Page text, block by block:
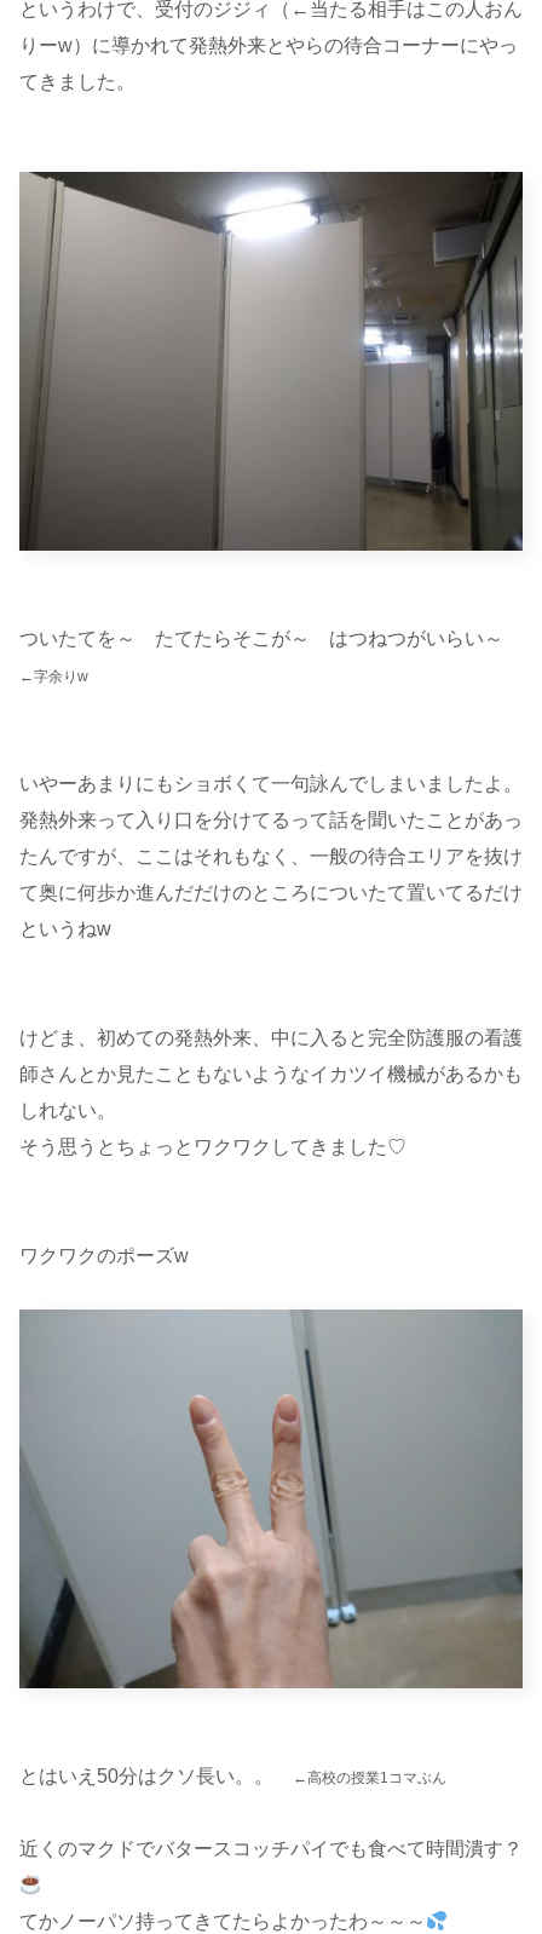
というわけで、受付のジジィ（←当たる相手はこの人おん
りーw）に導かれて発熱外来とやらの待合コーナーにやっ
てきました。
ついたてを～ たてたらそこが～ はつねつがいらい～
←字余りw
いやーあまりにもショボくて一句詠んでしまいましたよ。
発熱外来って入り口を分けてるって話を聞いたことがあっ
たんですが、ここはそれもなく、一般の待合エリアを抜け
て奥に何歩か進んだだけのところについたて置いてるだけ
というねw
けどま、初めての発熱外来、中に入ると完全防護服の看護
師さんとか見たこともないようなイカツイ機械があるかも
しれない。
そう思うとちょっとワクワクしてきました♡
ワクワクのポーズw
とはいえ50分はクソ長い。。 ←高校の授業1コマぶん
近くのマクドでバタースコッチパイでも食べて時間潰す？
てかノーパソ持ってきてたらよかったわ～～～